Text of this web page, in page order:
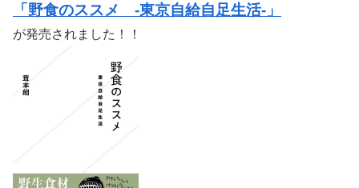
「野食のススメ -東京自給自足生活-」
が発売されました！！